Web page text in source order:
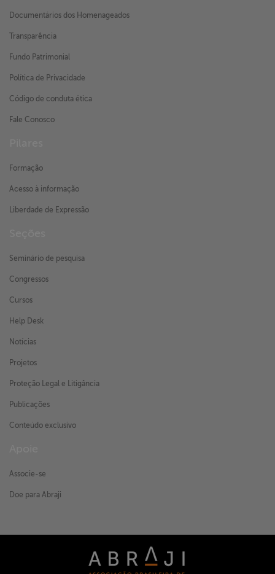
Documentários dos Homenageados
Transparência
Fundo Patrimonial
Política de Privacidade
Código de conduta ética
Fale Conosco
Formação
Acesso à informação
Liberdade de Expressão
Seminário de pesquisa
Congressos
Cursos
Help Desk
Notícias
Projetos
Proteção Legal e Litigância
Publicações
Conteúdo exclusivo
Associe-se
Doe para Abraji